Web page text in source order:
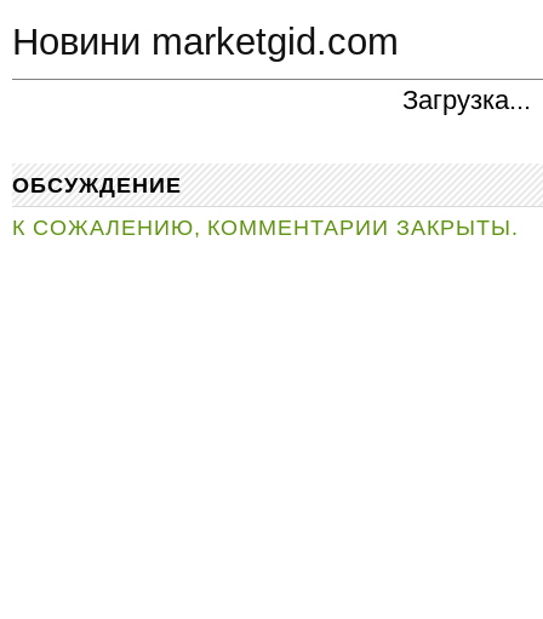
Новини marketgid.com
Загрузка...
ОБСУЖДЕНИЕ
К СОЖАЛЕНИЮ, КОММЕНТАРИИ ЗАКРЫТЫ.